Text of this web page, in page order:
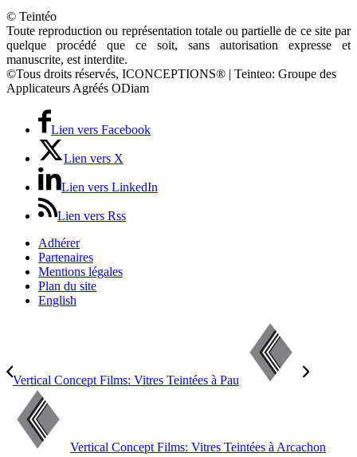
© Teintéo
Toute reproduction ou représentation totale ou partielle de ce site par
quelque procédé que ce soit, sans autorisation expresse et
manuscrite, est interdite.
©Tous droits réservés, ICONCEPTIONS® | Teinteo: Groupe des
Applicateurs Agréés ODiam
Lien vers Facebook
Lien vers X
Lien vers LinkedIn
Lien vers Rss
Adhérer
Partenaires
Mentions légales
Plan du site
English
Vertical Concept Films: Vitres Teintées à Pau
Vertical Concept Films: Vitres Teintées à Arcachon